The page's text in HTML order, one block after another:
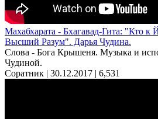
Махабхарата - Бхагавад-Гита: "Кто к
Высший Разум". Дарья Чудина.
Слова - Бога Крышеня. Музыка и
Чудиной.
Соратник | 30.12.2017 | 6,531